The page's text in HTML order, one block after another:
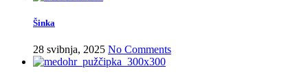
Šinka
28 svibnja, 2025 No Comments